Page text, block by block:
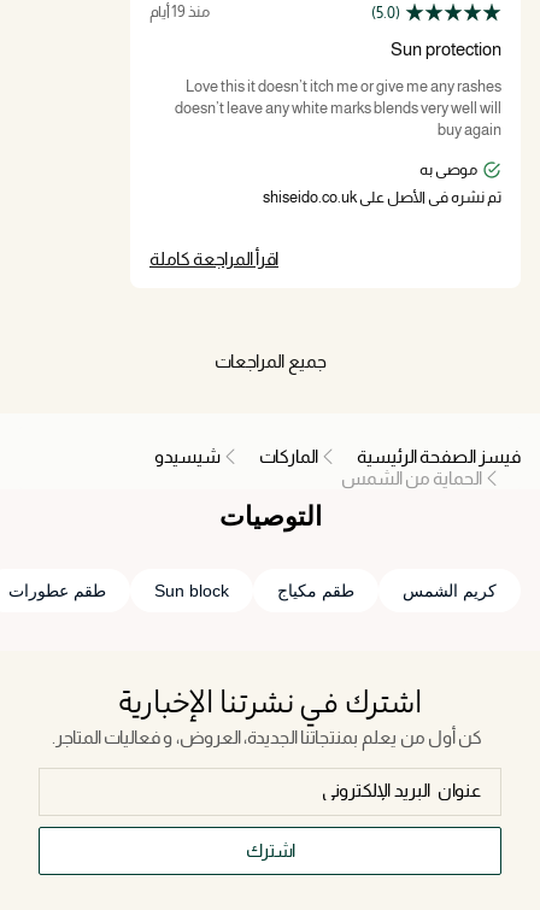
(5.0) منذ 19 أيام
Sun protection
Love this it doesn’t itch me or give me any rashes
doesn’t leave any white marks blends very well will
buy again
موصى به
تم نشره في الأصل على shiseido.co.uk
اقرأ المراجعة كاملة
جميع المراجعات
فيسز الصفحة الرئيسية الماركات
شيسيدو
الحماية من الشمس
التوصيات
كريم الشمس طقم مكياج Sun block طقم عطورات
اشترك في نشرتنا الإخبارية
كن أول من يعلم بمنتجاتنا الجديدة، العروض، و فعاليات المتاجر.
اشترك